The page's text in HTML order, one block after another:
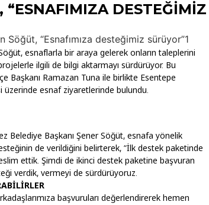
“ESNAFIMIZA DESTEĞIMIZ
esnaflarla bir araya gelerek onların taleplerini
ilgili de bilgi aktarmayı sürdürüyor. Bu
Başkanı Ramazan Tuna ile birlikte Esentepe
üzerinde esnaf ziyaretlerinde bulundu.
Belediye Başkanı Şener Söğüt, esnafa yönelik
de verildiğini belirterek, “İlk destek paketinde
teslim ettik. Şimdi de ikinci destek paketine başvuran
verdik, vermeyi de sürdürüyoruz.
başvuruları değerlendirerek hemen